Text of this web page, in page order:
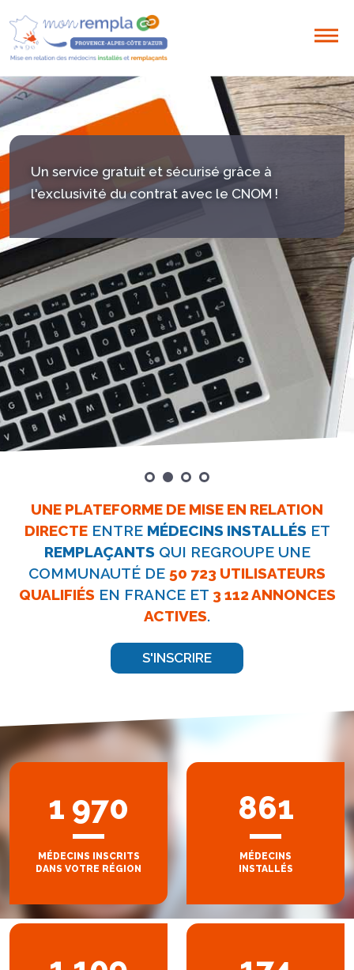
Un service gratuit et sécurisé grâce à
l'exclusivité du contrat avec le CNOM !
UNE PLATEFORME DE MISE EN RELATION
DIRECTEENTRE MÉDECINS INSTALLÉS ET
REMPLAÇANTS QUI REGROUPE UNE
COMMUNAUTÉ DE 50 723 UTILISATEURS
QUALIFIÉS EN FRANCEET 3 112 ANNONCES
ACTIVES.
S'INSCRIRE
1 970
MÉDECINS INSCRITS
DANS VOTRE RÉGION
861
MÉDECINS
INSTALLÉS